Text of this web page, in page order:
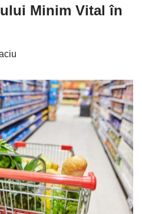
Minim Vital în